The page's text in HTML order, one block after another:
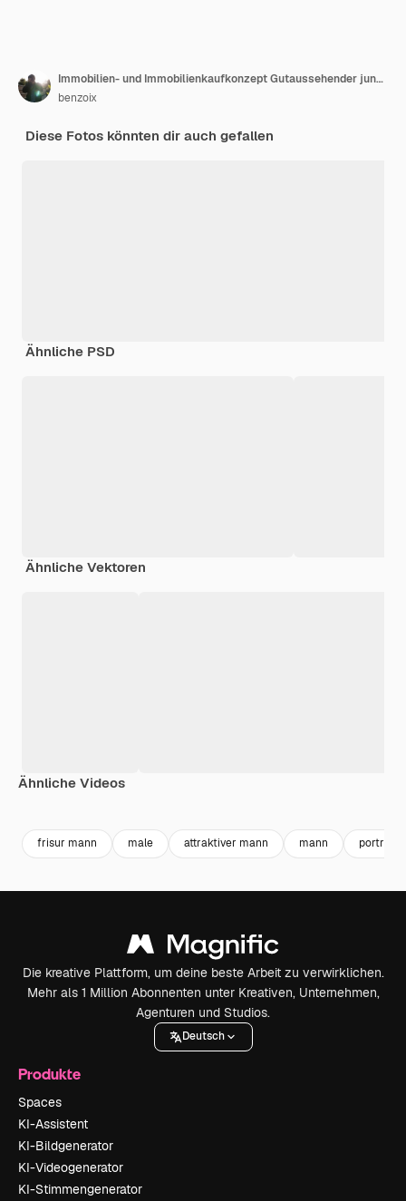
Immobilien- und Immobilienkaufkonzept Gutaussehender junger Mann mit roten Haaren, der die Suche nach Hausausschnitten zeigt
benzoix
Diese Fotos könnten dir auch gefallen
Ähnliche PSD
Ähnliche Vektoren
Ähnliche Videos
frisur mann male attraktiver mann mann porträt
Die kreative Plattform, um deine beste Arbeit zu verwirklichen.
Mehr als 1 Million Abonnenten unter Kreativen, Unternehmen,
Agenturen und Studios.
Deutsch
Produkte
Spaces
KI-Assistent
KI-Bildgenerator
KI-Videogenerator
KI-Stimmengenerator